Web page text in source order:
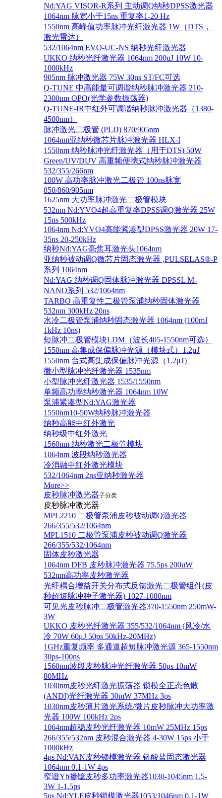
Nd:YAG VISOR-R系列 主动调Q纳秒DPSS激光器
1064nm 脉宽小于15ns 重复率1-20 Hz
1550nm 高峰值功率脉冲光纤激光器 1W（DTS，
激光雷达）
532/1064nm EVO-UC-NS 纳秒光纤激光器
UKKO 纳秒光纤激光器 1064nm 200uJ 10W 10-
1000kHz
905nm 脉冲激光器 75W 30ns ST/FC可选
Q-TUNE 中高能量可调谐纳秒脉冲激光器 210-
2300nm OPO(光学参数振荡器)
Q-TUNE-IR中红外可调谐纳秒脉冲激光器（1380-
4500nm）
脉冲激光二极管 (PLD) 870/905nm
1064nm亚纳秒微芯片脉冲激光器 HLX-I
1550nm 纳秒脉冲光纤激光器（用于DTS) 50W
Green/UV/DUV 高重频便携式纳秒脉冲激光器
532/355/266nm
100W 高功率脉冲激光二极管 100ns脉宽
850/860/905nm
1625nm 大功率脉冲激光二极管模块
532nm Nd:YVO4超高重复率DPSS调Q激光器 25W
15ns 500kHz
1064nm Nd:YVO4高能紧凑型DPSS激光器 20W 17-
35ns 20-250kHz
纳秒Nd:YAG毫焦耳激光头1064nm
亚纳秒被动调Q微芯片固态激光器 ,PULSELAS®-P
系列 1064nm
Nd:YAG 纳秒调Q固体脉冲激光器 DPSSL M-
NANO系列 532/1064nm
TARBO 高重复性二极管泵浦纳秒固体激光器
532nm 300kHz 20ns
水冷二极管泵浦纳秒固态激光器 1064nm (100mJ
1kHz 10ns)
短脉冲二极管模块LDM（波长405-1550nm可选）
1550nm 高集成保偏脉冲光源（模块式）1.2μJ
1550nm 台式高集成保偏脉冲光源（1.2μJ）
微小型脉冲光纤激光器 1535nm
小型脉冲光纤激光器 1535/1550nm
单频高功率纳秒激光器 1064nm 10W
泵浦紧凑型Nd:YAG激光器
1550nm10-50W纳秒脉冲激光器
纳秒高能中红外激光
纳秒级中红外激光
1560nm 纳秒激光二极管模块
1064nm 波段纳秒激光器
冷消融中红外激光模块
532/1064nm 2ns亚纳秒激光器
More>>
皮秒脉冲激光器子分类
皮秒脉冲激光器
​MPL2210 二极管泵浦皮秒被动调Q激光器
266/355/532/1064nm
MPL1510 二极管泵浦皮秒被动调Q激光器
266/355/532/1064nm
固体皮秒激光器
1064nm DFB 皮秒脉冲激光器 75.5ps 200uW
532nm高功率皮秒激光器
光纤耦合增益开关分布式反馈激光二极管组件(皮
秒超短脉冲种子激光器) 1027-1080nm
可见光皮秒脉冲二极管激光器370-1550nm 250mW-
3W
UKKO 皮秒光纤激光器 355/532/1064nm (风冷/水
冷 70W 60μJ 50ps 50kHz-20MHz)
1GHz重复频率 多通道超短脉冲激光源 365-1550nm
30ps-100ns
1560nm波段皮秒脉冲光纤激光器 50ps 10mW
80MHz
1030nm皮秒光纤激光振荡器 锁模全正态色散
(ANDI)光纤激光器 30mW 37MHz 3ps
1030nm皮秒薄片激光系统/微片皮秒脉冲大功率激
光器 100W 100kHz 2ps
1064nm超稳皮秒光纤激光器 10mW 25MHz 15ps
266/355/532nm 皮秒混合激光器 4-30W 15ps 小于
1000kHz
4ps Nd:VAN皮秒锁模激光器 钒酸盐固态激光器
1064nm 0.1-1W 4ps
窄谱Yb掺镱皮秒多功率激光器1030-1045nm 1.5-
3W 1-1.5ps
5ps Nd:YLF皮秒锁模激光器1053/1046nm 0.1-1W